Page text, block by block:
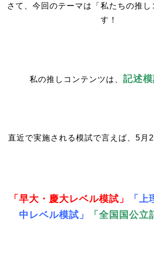
さて、今回のテーマは「私たちの推
す！
私の推しコンテンツは、記述
直近で実施される模試で言えば、5月
「早大・慶大レベル模試」
「
中レベル模試」
「全国国公立